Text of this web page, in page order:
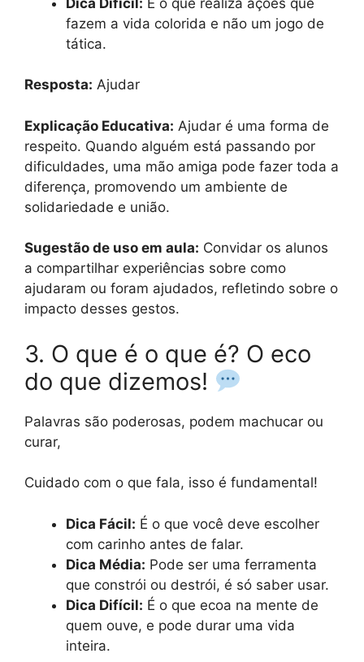
fazem a vida colorida e não um jogo de
tática.
Resposta: Ajudar
Explicação Educativa: Ajudar é uma forma de
respeito. Quando alguém está passando por
dificuldades, uma mão amiga pode fazer toda a
diferença, promovendo um ambiente de
solidariedade e união.
Sugestão de uso em aula: Convidar os alunos
a compartilhar experiências sobre como
ajudaram ou foram ajudados, refletindo sobre o
impacto desses gestos.
3. O que é o que é? O eco
do que dizemos!
Palavras são poderosas, podem machucar ou
curar,
Cuidado com o que fala, isso é fundamental!
Dica Fácil: É o que você deve escolher
com carinho antes de falar.
Dica Média: Pode ser uma ferramenta
que constrói ou destrói, é só saber usar.
Dica Difícil: É o que ecoa na mente de
quem ouve, e pode durar uma vida
inteira.